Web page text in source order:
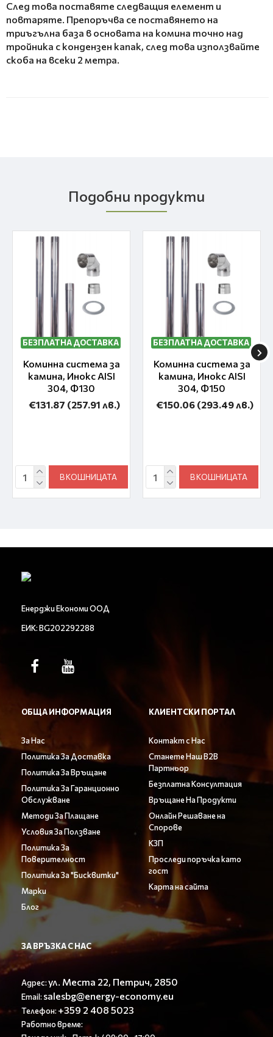
След това поставяте следващия елемент и
повтаряте. Препоръчва се поставянето на
триъгълна база в основата на комина точно над
тройника с кондензен капак, след това използвайте
скоба на всеки 2 метра.
Подобни продукти
БЕЗПЛАТНА ДОСТАВКА
Коминна система за
камина, Инокс AISI
304, Ф130
€131.87 (257.91 лв.)
В КОШНИЦАТА
БЕЗПЛАТНА ДОСТАВКА
Коминна система за
камина, Инокс AISI
304, Ф150
€150.06 (293.49 лв.)
В КОШНИЦАТА
Енерджи Економи ООД
ЕИК: BG202292288
ОБЩА ИНФОРМАЦИЯ
За Нас
Политика За Доставка
Политика За Връщане
Политика За Гаранционно
Обслужване
Методи За Плащане
Условия За Ползване
Политика За
Поверителност
Политика За "Бисквитки"
Марки
Блог
КЛИЕНТСКИ ПОРТАЛ
Контакт с Нас
Станете Наш B2B
Партньор
Безплатна Консултация
Връщане На Продукти
Онлайн Решаване на
Спорове
КЗП
Проследи поръчка като
гост
Карта на сайта
ЗА ВРЪЗКА С НАС
Адрес:ул. Места 22, Петрич, 2850
Email: salesbg@energy-economy.eu
Телефон: +359 2 408 5023
Работно време: